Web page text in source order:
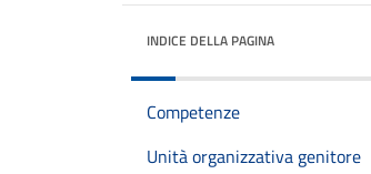
INDICE DELLA PAGINA
Competenze
Unità organizzativa genitore